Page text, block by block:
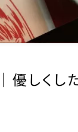
優しくし